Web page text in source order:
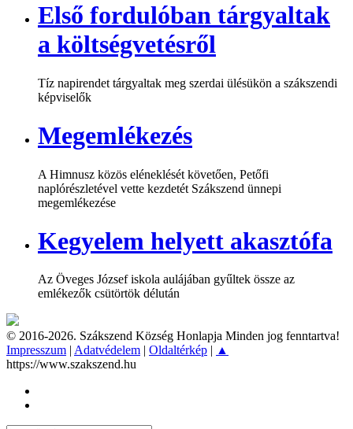
Első fordulóban tárgyaltak
a költségvetésről
Tíz napirendet tárgyaltak meg szerdai ülésükön a szákszendi
képviselők
Megemlékezés
A Himnusz közös eléneklését követően, Petőfi
naplórészletével vette kezdetét Szákszend ünnepi
megemlékezése
Kegyelem helyett akasztófa
Az Öveges József iskola aulájában gyűltek össze az
emlékezők csütörtök délután
© 2016-2026. Szákszend Község Honlapja Minden jog fenntartva!
Impresszum | Adatvédelem | Oldaltérkép | ▲
https://www.szakszend.hu